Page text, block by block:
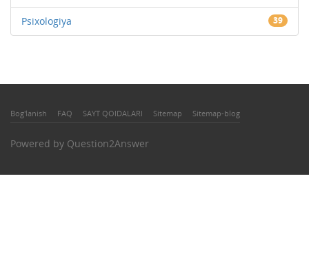
Psixologiya 39
Bog'lanish FAQ SAYT QOIDALARI Sitemap Sitemap-blog
Powered by Question2Answer